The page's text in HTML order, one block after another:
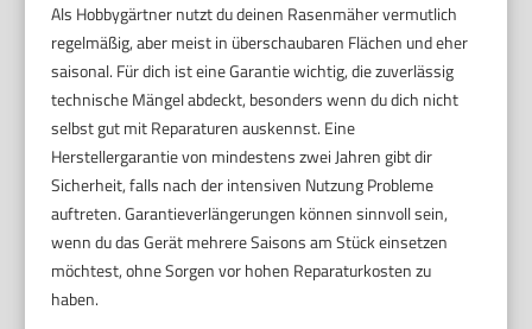
Als Hobbygärtner nutzt du deinen Rasenmäher vermutlich
regelmäßig, aber meist in überschaubaren Flächen und eher
saisonal. Für dich ist eine Garantie wichtig, die zuverlässig
technische Mängel abdeckt, besonders wenn du dich nicht
selbst gut mit Reparaturen auskennst. Eine
Herstellergarantie von mindestens zwei Jahren gibt dir
Sicherheit, falls nach der intensiven Nutzung Probleme
auftreten. Garantieverlängerungen können sinnvoll sein,
wenn du das Gerät mehrere Saisons am Stück einsetzen
möchtest, ohne Sorgen vor hohen Reparaturkosten zu
haben.